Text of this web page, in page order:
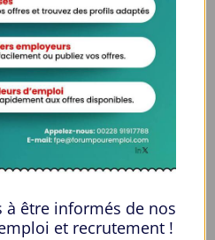
yaticax627@alf5.com
13467301245
Message
à être informés de nos
et recrutement !